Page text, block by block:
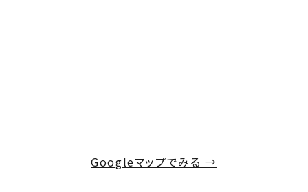
Googleマップでみる →